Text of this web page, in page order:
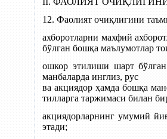
12. Фаолият очиқлигини
ахборотларни махфий
бўлган бошқа маълумотлар
ошкор этилиши шарт
манбаларда инглиз, рус
ва акциядор ҳамда бошқа
тилларга таржимаси билан
акциядорларнинг умумий
этади;